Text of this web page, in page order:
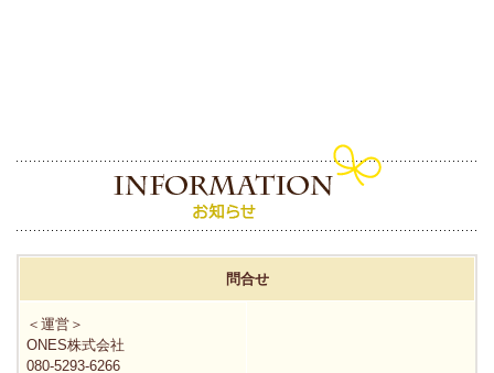
問合せ
＜運営＞
ONES株式会社
080-5293-6266